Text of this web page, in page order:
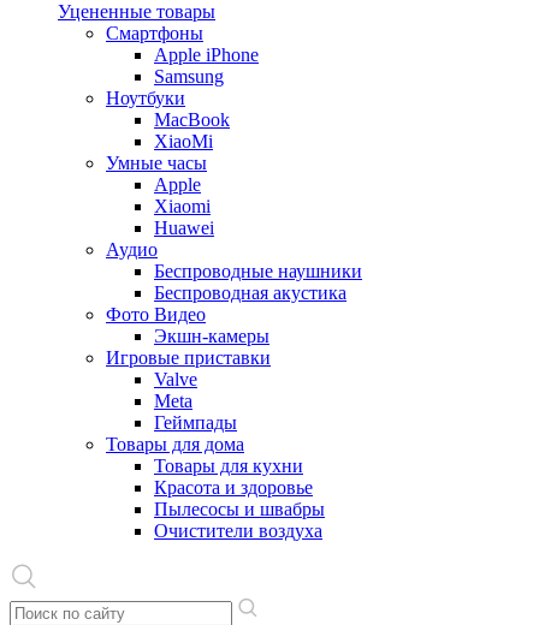
Уцененные товары
Cмартфоны
Apple iPhone
Samsung
Ноутбуки
MacBook
XiaoMi
Умные часы
Apple
Xiaomi
Huawei
Аудио
Беспроводные наушники
Беспроводная акустика
Фото Видео
Экшн-камеры
Игровые приставки
Valve
Meta
Геймпады
Товары для дома
Товары для кухни
Красота и здоровье
Пылесосы и швабры
Очистители воздуха